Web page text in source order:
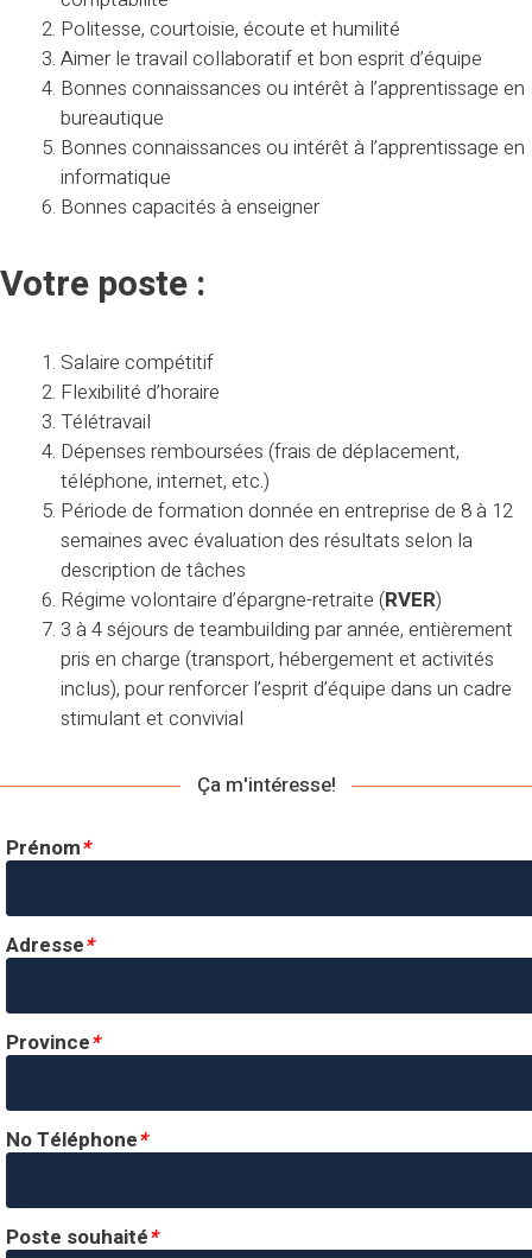
Politesse, courtoisie, écoute et humilité
Aimer le travail collaboratif et bon esprit d’équipe
Bonnes connaissances ou intérêt à l’apprentissage en
bureautique
Bonnes connaissances ou intérêt à l’apprentissage en
informatique
Bonnes capacités à enseigner
Votre poste :
Salaire compétitif
Flexibilité d’horaire
Télétravail
Dépenses remboursées (frais de déplacement,
téléphone, internet, etc.)
Période de formation donnée en entreprise de 8 à 12
semaines avec évaluation des résultats selon la
description de tâches
Régime volontaire d’épargne-retraite (RVER)
3 à 4 séjours de teambuilding par année, entièrement
pris en charge (transport, hébergement et activités
inclus), pour renforcer l’esprit d’équipe dans un cadre
stimulant et convivial
Ça m'intéresse!
Prénom*
Adresse*
Province*
No Téléphone*
Poste souhaité*